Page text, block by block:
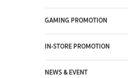
GAMING PROMOTION
IN-STORE PROMOTION
NEWS & EVENT